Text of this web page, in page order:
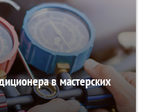
в мастерских